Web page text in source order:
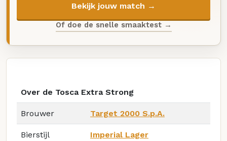
Bekijk jouw match →
Of doe de snelle smaaktest →
Over de Tosca Extra Strong
Brouwer Target 2000 S.p.A.
Bierstijl Imperial Lager